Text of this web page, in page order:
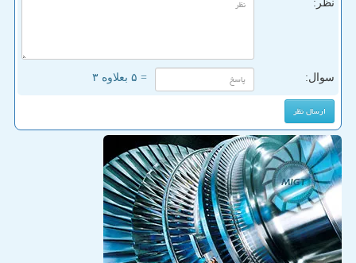
نظر:
سوال: = ۵ بعلاوه ۳